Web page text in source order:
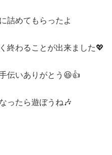
詰めてもらったよ
終わることが出来ました💖
伝いありがとう😆👍
ったら遊ぼうね🎶